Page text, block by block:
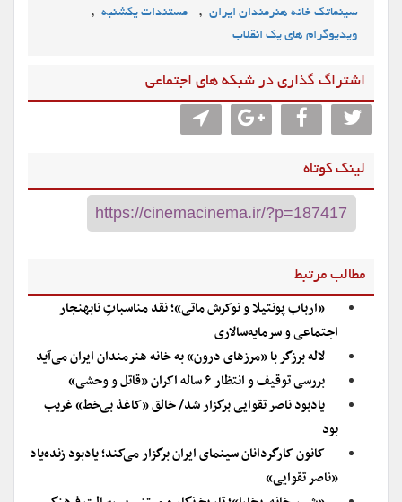
سینماتک خانه هنرمندان ایران , مستندات یکشنبه ,
ویدیوگرام های یک انقلاب
اشتراگ گذاری در شبکه های اجتماعی
لینک کوتاه
مطالب مرتبط
«ارباب پونتیلا و نوکرش ماتی»؛ نقد مناسباتِ نابهنجار
اجتماعی و سرمایه‌سالاری
لاله برزگر با «مرزهای درون» به خانه هنرمندان ایران می‌آید
بررسی توقیف و انتظار ۶ ساله اکران «قاتل و وحشی»
یادبود ناصر تقوایی برگزار شد/ خالق «کاغذ بی‌خط» غریب
بود
کانون کارگردانان سینمای ایران برگزار می‌کند؛ یادبود زنده‌یاد
«ناصر تقوایی»